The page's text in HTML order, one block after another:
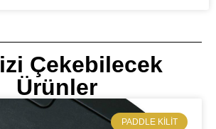
Çekebilecek
Ürünler
​PADDLE KILIT